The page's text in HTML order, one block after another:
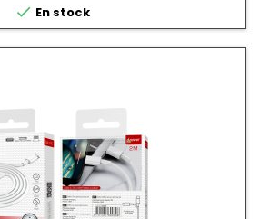
 En stock